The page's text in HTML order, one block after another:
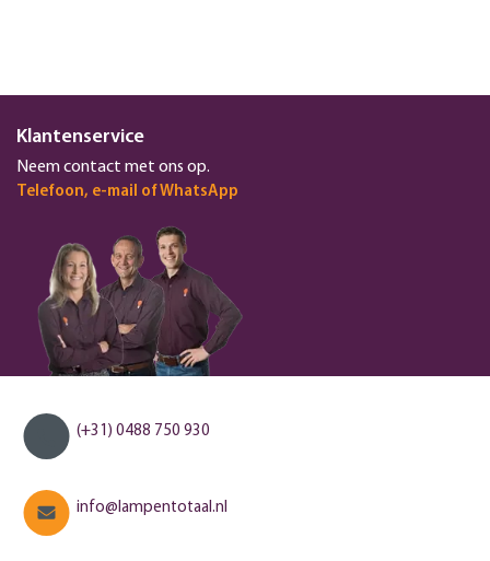
Klantenservice
Neem contact met ons op.
Telefoon, e-mail of WhatsApp
(+31) 0488 750 930
info@lampentotaal.nl